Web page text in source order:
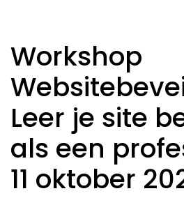
Workshop
Leer je site
als een
11 oktober